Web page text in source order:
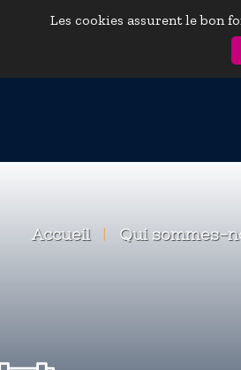
Les cookies assurent le bon
Accueil | Qui sommes-